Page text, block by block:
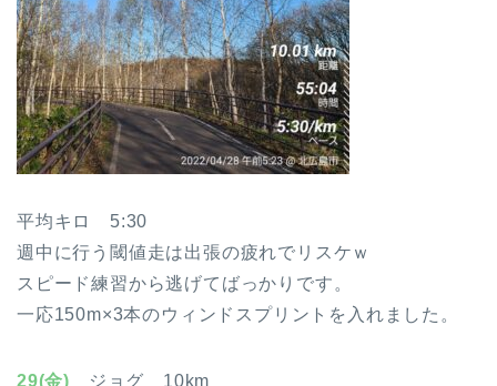
平均キロ 5:30
週中に行う閾値走は出張の疲れでリスケｗ
スピード練習から逃げてばっかりです。
一応150m×3本のウィンドスプリントを入れました。
29(金) ジョグ 10km